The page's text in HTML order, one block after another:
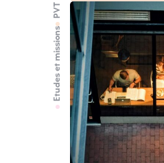
Etudes et missions
PVT